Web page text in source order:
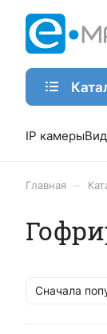
IP камеры
Главная
Сначала